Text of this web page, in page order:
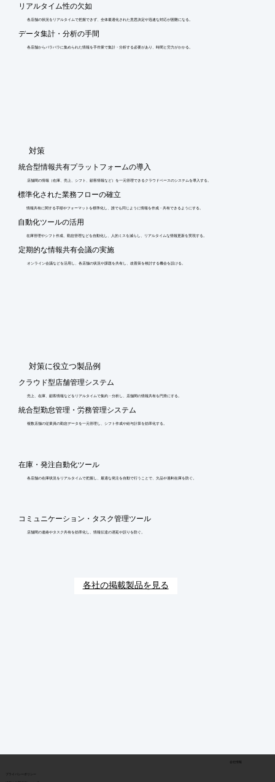
リアルタイム性の欠如
各店舗の状況をリアルタイムで把握できず、全体最適化された意思決定や迅速な対応が困難になる。
データ集計・分析の手間
各店舗からバラバラに集められた情報を手作業で集計・分析する必要があり、時間と労力がかかる。
​対策
統合型情報共有プラットフォームの導入
店舗間の情報（在庫、売上、シフト、顧客情報など）を一元管理できるクラウドベースのシステムを導入する。
標準化された業務フローの確立
情報共有に関する手順やフォーマットを標準化し、誰でも同じように情報を作成・共有できるようにする。
自動化ツールの活用
在庫管理やシフト作成、勤怠管理などを自動化し、人的ミスを減らし、リアルタイムな情報更新を実現する。
定期的な情報共有会議の実施
オンライン会議などを活用し、各店舗の状況や課題を共有し、改善策を検討する機会を設ける。
​対策に役立つ製品例
クラウド型店舗管理システム
売上、在庫、顧客情報などをリアルタイムで集約・分析し、店舗間の情報共有を円滑にする。
統合型勤怠管理・労務管理システム
複数店舗の従業員の勤怠データを一元管理し、シフト作成や給与計算を効率化する。
在庫・発注自動化ツール
各店舗の在庫状況をリアルタイムで把握し、最適な発注を自動で行うことで、欠品や過剰在庫を防ぐ。
コミュニケーション・タスク管理ツール
店舗間の連絡やタスク共有を効率化し、情報伝達の遅延や誤りを防ぐ。
各社の掲載製品を見る
会社情報